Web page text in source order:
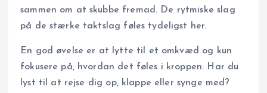
sammen om at skubbe fremad. De rytmiske slag
på de stærke taktslag føles tydeligst her.
En god øvelse er at lytte til et omkvæd og kun
fokusere på, hvordan det føles i kroppen: Har du
lyst til at rejse dig op, klappe eller synge med?